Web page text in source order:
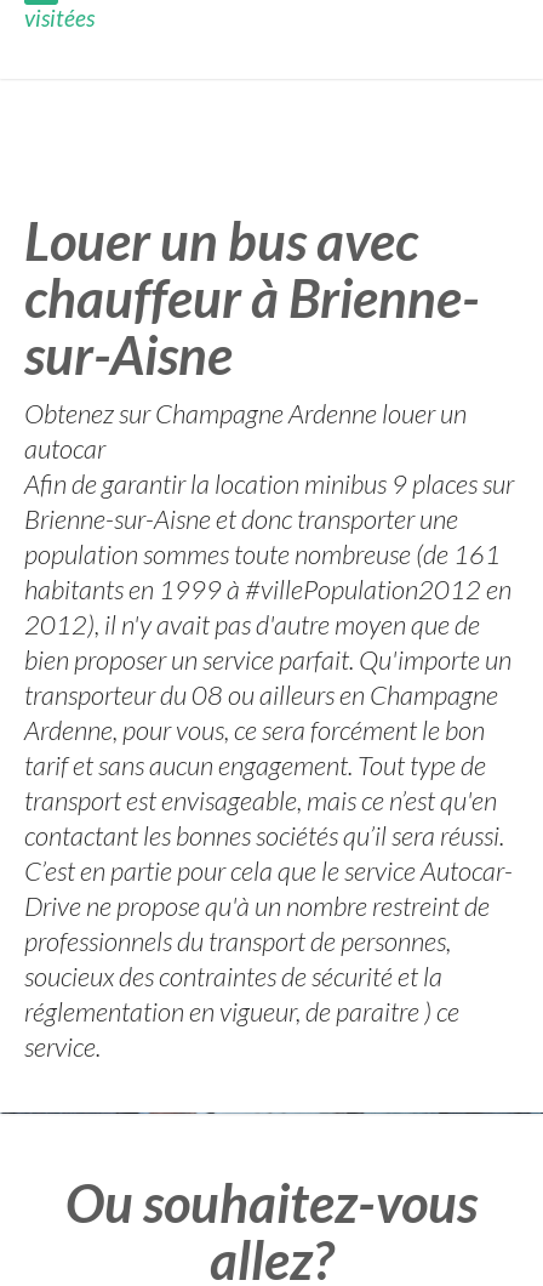
visitées
Louer un bus avec
chauffeur à Brienne-
sur-Aisne
Obtenez sur Champagne Ardenne louer un
autocar
Afin de garantir la location minibus 9 places sur
Brienne-sur-Aisne et donc transporter une
population sommes toute nombreuse (de 161
habitants en 1999 à #villePopulation2012 en
2012), il n'y avait pas d'autre moyen que de
bien proposer un service parfait. Qu'importe un
transporteur du 08 ou ailleurs en Champagne
Ardenne, pour vous, ce sera forcément le bon
tarif et sans aucun engagement. Tout type de
transport est envisageable, mais ce n’est qu'en
contactant les bonnes sociétés qu’il sera réussi.
C’est en partie pour cela que le service Autocar-
Drive ne propose qu'à un nombre restreint de
professionnels du transport de personnes,
soucieux des contraintes de sécurité et la
réglementation en vigueur, de paraitre ) ce
service.
Ou souhaitez-vous
allez?